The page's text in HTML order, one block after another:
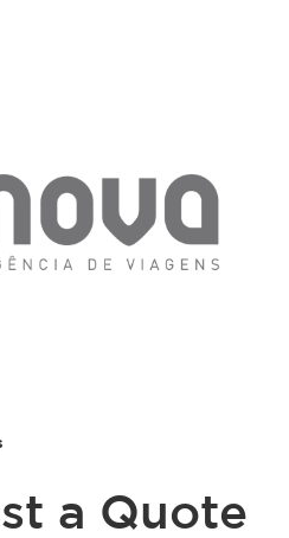
a Quote